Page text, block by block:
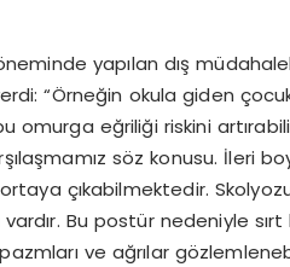
yapılan dış
“Örneğin okula giden
omurga eğriliği riskini
söz konusu. İleri
çıkabilmektedir.
Bu postür nedeniyle
ve ağrılar